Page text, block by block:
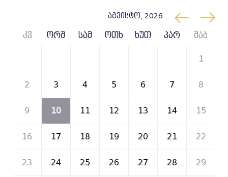
აგვისტო, 2026
კვ ორშ სამ ოთხ ხუთ პარ შაბ
1
2 3 4 5 6 7 8
9 10 11 12 13 14 15
16 17 18 19 20 21 22
23 24 25 26 27 28 29